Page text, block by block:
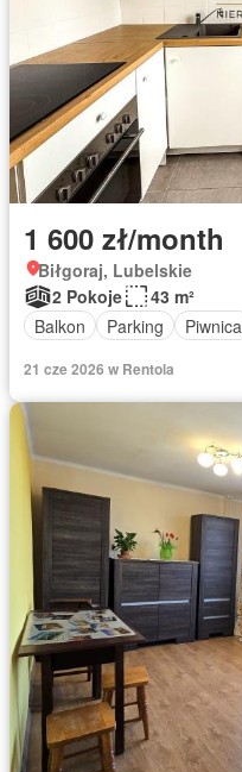
1 600 zł/month
Biłgoraj, Lubelskie
2 Pokoje
43 m²
Balkon
Parking Piwnica
21 cze 2026 w Rentola